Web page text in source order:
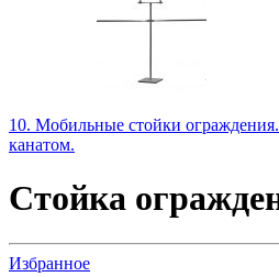
10. Мобильные стойки
канатом.
Стойка
Избранное